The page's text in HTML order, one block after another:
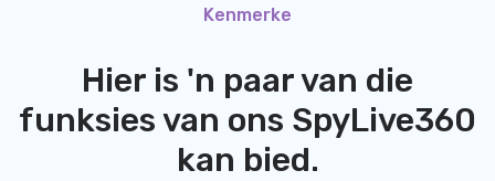
Kenmerke
Hier is 'n paar van die
funksies van ons SpyLive360
kan bied.